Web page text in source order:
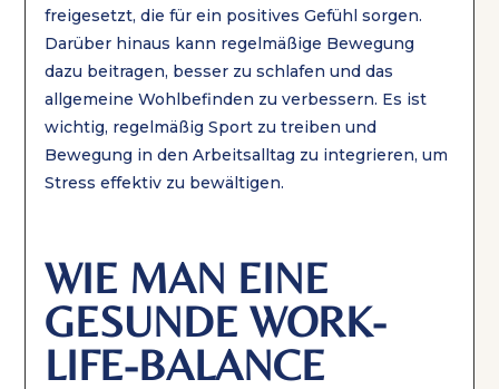
freigesetzt, die für ein positives Gefühl sorgen.
Darüber hinaus kann regelmäßige Bewegung
dazu beitragen, besser zu schlafen und das
allgemeine Wohlbefinden zu verbessern. Es ist
wichtig, regelmäßig Sport zu treiben und
Bewegung in den Arbeitsalltag zu integrieren, um
Stress effektiv zu bewältigen.
WIE MAN EINE
GESUNDE WORK-
LIFE-BALANCE